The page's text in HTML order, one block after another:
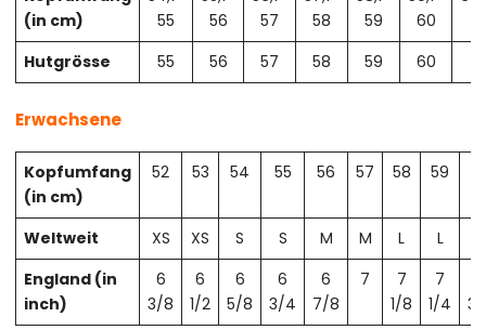
(in cm)
55
56
57
58
59
60
Hutgrösse
55 56 57 58 59 60
Erwachsene
Kopfumfang
(in cm)
52 53 54 55 56 57 58 59
Weltweit XS XS S S M M L L
England (in
inch)
6
3/8
6
1/2
6
5/8
6
3/4
6
7/8
7
7
1/8
7
1/4